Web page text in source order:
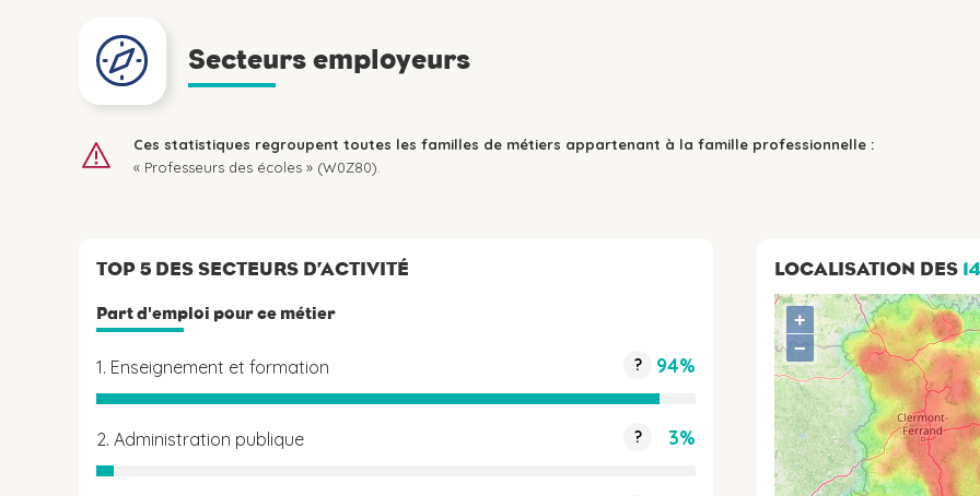
Secteurs employeurs
Ces statistiques regroupent toutes les familles de métiers appartenant à la famille professionnelle :
« Professeurs des écoles » (W0Z80).
TOP 5 DES SECTEURS D’ACTIVITÉ
Part d'emploi pour ce métier
1. Enseignement et formation ? 94%
2. Administration publique ? 3%
LOCALISATION DES
+
−